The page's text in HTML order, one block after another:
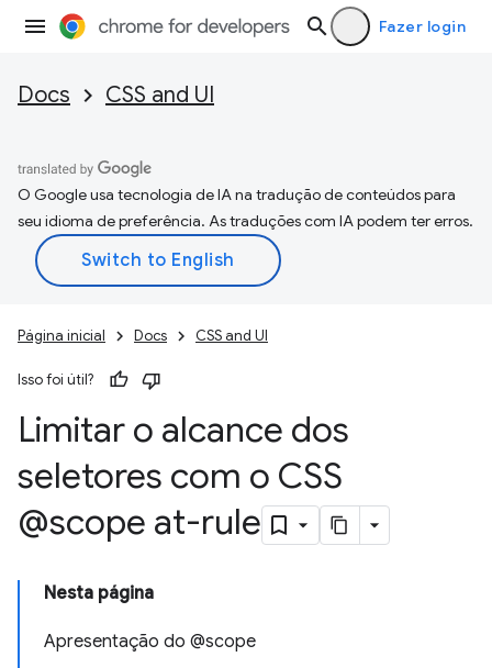
Fazer login
Docs CSS and UI
O Google usa tecnologia de IA na tradução de conteúdos para
seu idioma de preferência. As traduções com IA podem ter erros.
Página inicial Docs CSS and UI
Isso foi útil?
Limitar o alcance dos
seletores com o CSS
@scope at-rule
Nesta página
Apresentação do @scope